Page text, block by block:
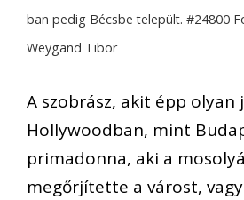
ban pedig Bécsbe települt. #24800
Weygand Tibor
A szobrász, akit épp
Hollywoodban, mint
primadonna, aki a
megőrjítette a várost,